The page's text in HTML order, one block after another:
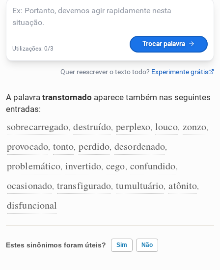
Detector de IA
Cata-letras
Caça-palavras
Sinônimos
A palavra transtornado aparece também nas seguintes
entradas:
sobrecarregado, destruído, perplexo, louco, zonzo,
provocado, tonto, perdido, desordenado,
problemático, invertido, cego, confundido,
ocasionado, transfigurado, tumultuário, atônito,
disfuncional
Estes sinônimos foram úteis? Sim Não